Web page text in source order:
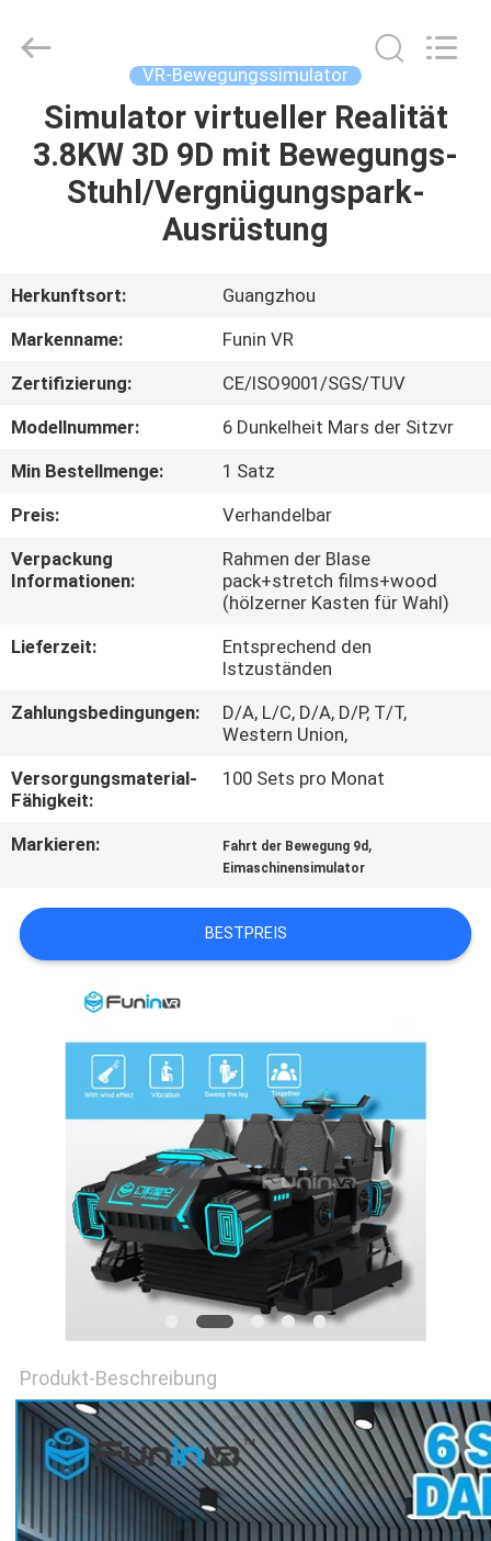
HEIM
PRODUKTE
SHOW
UNS
FABRIK-
TOUR
QUALITÄTSKONTROLLE
KONTAKTIERE
PRIVACY
POLICY
Co.,Ltd.
VR-Bewegungssimulator
Simulator virtueller Realität
3.8KW 3D 9D mit Bewegungs-
Stuhl/Vergnügungspark-
Ausrüstung
Herkunftsort:
Guangzhou
Markenname:
Funin VR
Zertifizierung:
CE/ISO9001/SGS/TUV
Modellnummer:
6 Dunkelheit Mars der Sitzvr
Min Bestellmenge:
1 Satz
Preis:
Verhandelbar
Verpackung
Informationen:
Rahmen der Blase
pack+stretch films+wood
(hölzerner Kasten für Wahl)
Lieferzeit:
Entsprechend den
Istzuständen
Zahlungsbedingungen:
D/A, L/C, D/A, D/P, T/T,
Western Union,
Versorgungsmaterial-
Fähigkeit:
100 Sets pro Monat
Markieren: Fahrt der Bewegung 9d ,
Eimaschinensimulator
BESTPREIS
Produkt-Beschreibung